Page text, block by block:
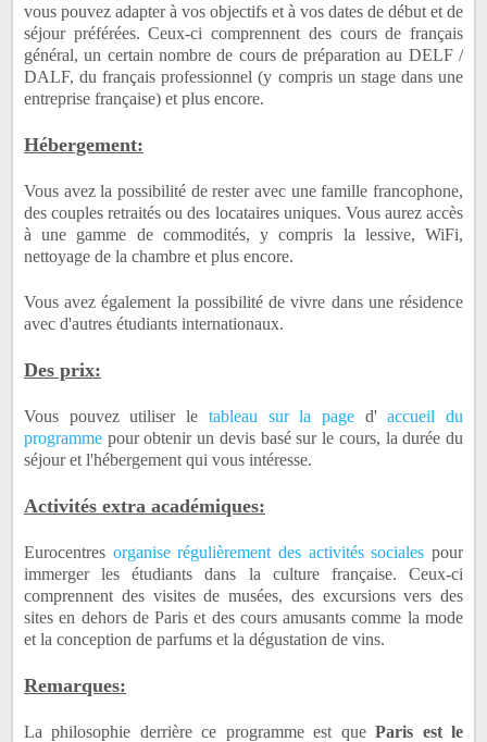
vous pouvez adapter à vos objectifs et à vos dates de début et de
séjour préférées.Ceux-ci comprennent des cours de français
général, un certain nombre de cours de préparation au DELF /
DALF, du français professionnel (y compris un stage dans une
entreprise française) et plus encore.
Hébergement:
Vous avez la possibilité de rester avec une famille francophone,
des couples retraités ou des locataires uniques. Vous aurez accès
à une gamme de commodités, y compris la lessive, WiFi,
nettoyage de la chambre et plus encore.
Vous avez également la possibilité de vivre dans une résidence
avec d'autres étudiants internationaux.
Des prix:
Vous pouvez utiliser le tableau sur la paged'accueil du
programme pour obtenir un devis basé sur le cours, la durée du
séjour et l'hébergement qui vous intéresse.
Activités extra académiques:
Eurocentres organise régulièrement des activités sociales pour
immerger les étudiants dans la culture française. Ceux-ci
comprennent des visites de musées, des excursions vers des
sites en dehors de Paris et des cours amusants comme la mode
et la conception de parfums et la dégustation de vins.
Remarques:
La philosophie derrière ce programme est queParis est le